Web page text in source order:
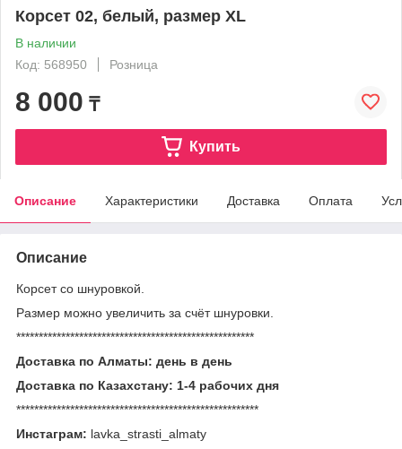
Корсет 02, белый, размер XL
В наличии
Код: 568950
Розница
8 000 ₸
Купить
Описание Характеристики Доставка Оплата
Описание
Корсет со шнуровкой.
Размер можно увеличить за счёт шнуровки.
*****************************************************
Доставка по Алматы: день в день
Доставка по Казахстану: 1-4 рабочих дня
******************************************************
Инстаграм: lavka_strasti_almaty